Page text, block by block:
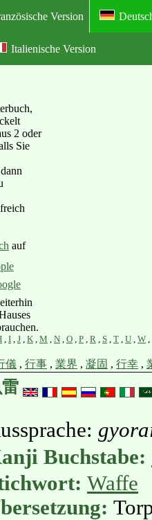
Version
Italienische Version
2 oder
Sie
auf
I J K M N O P R S T U W
儀 , 行事 , 業界 , 凝固 , 行幸 ,
Buchstabe:
Waffe